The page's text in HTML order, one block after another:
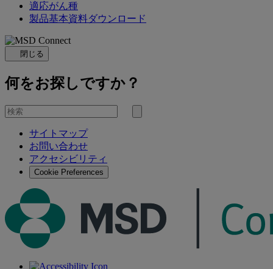
適応がん種
製品基本資料ダウンロード
閉じる
何をお探しですか？
を
検
サイトマップ
お問い合わせ
アクセシビリティ
Cookie Preferences